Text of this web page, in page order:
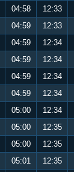
04:58 12:33
04:59 12:33
04:59 12:34
04:59 12:34
04:59 12:34
04:59 12:34
05:00 12:34
05:00 12:35
05:00 12:35
05:01 12:35